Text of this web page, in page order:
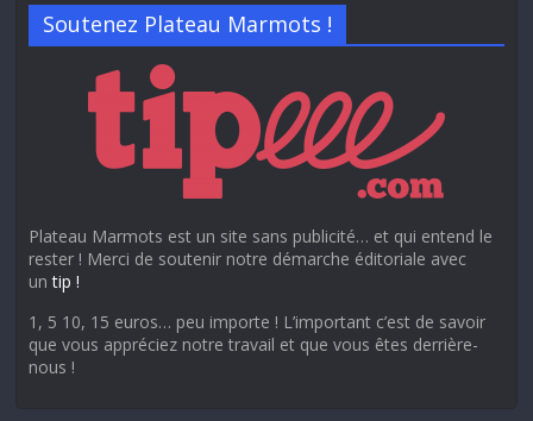
Soutenez Plateau Marmots !
Plateau Marmots est un site sans publicité… et qui entend le
rester ! Merci de soutenir notre démarche éditoriale avec
untip !
1, 5 10, 15 euros… peu importe ! L’important c’est de savoir
que vous appréciez notre travail et que vous êtes derrière-
nous !